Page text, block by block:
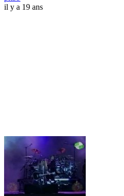
il y a 19 ans